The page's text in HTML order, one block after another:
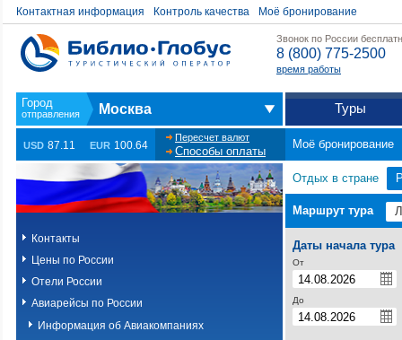
Контактная информация Контроль качества Моё бронирование
Звонок по России
8 (800) 775-2500
время работы
Москва Туры
USD 87.11 EUR 100.64
Пересчет валют
Способы оплаты
Моё бронирование
Контакты
Цены по России
Отели России
Авиарейсы по России
Информация об Авиакомпаниях
Отдых в стране
Маршрут тура
Даты начала тура
От
До